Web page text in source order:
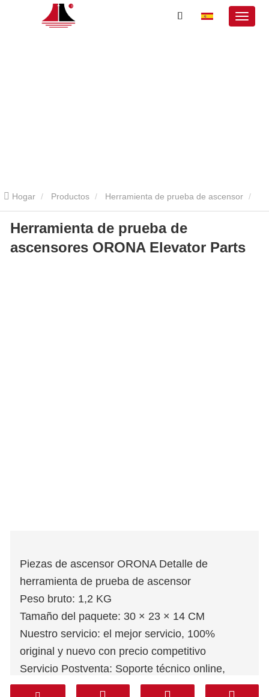
Hogar Productos Herramienta de prueba de ascensor
Herramienta de servicio de ascensor Orona Herramienta de
prueba de ascensores ORONA Elevator Parts
Herramienta de prueba de
ascensores ORONA Elevator Parts
Piezas de ascensor ORONA Detalle de
herramienta de prueba de ascensor
Peso bruto: 1,2 KG
Tamaño del paquete: 30 × 23 × 14 CM
Nuestro servicio: el mejor servicio, 100%
original y nuevo con precio competitivo
Servicio Postventa: Soporte técnico online,
repuestos gratuitos, devoluciones, otros